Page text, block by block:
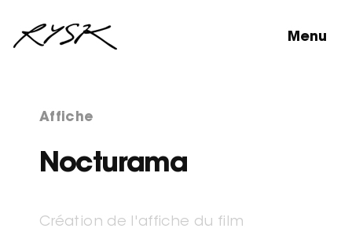
Affiche
Nocturama
Création de l'affiche du film
Menu